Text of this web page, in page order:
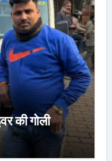
की गोली